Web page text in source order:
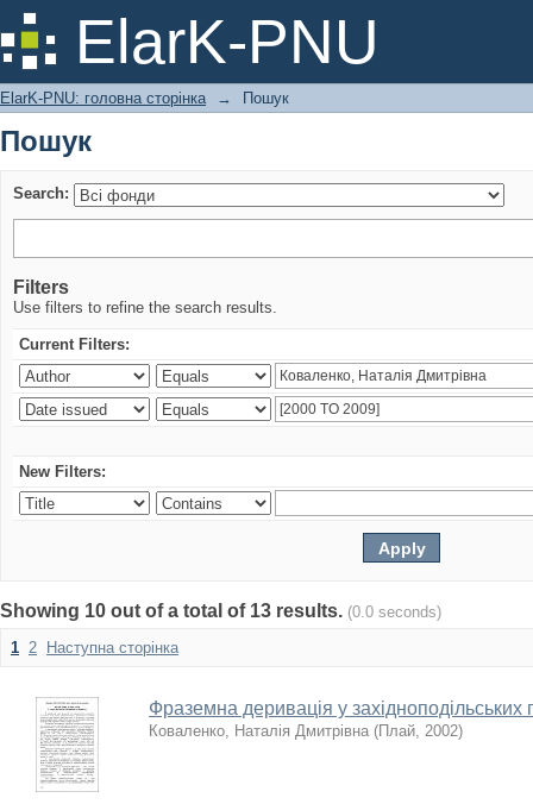
ElarK-PNU
Пошук
ElarK-PNU: головна сторінка → Пошук
Пошук
Search:
Filters
Use filters to refine the search results.
Current Filters:
New Filters:
Showing 10 out of a total of 13 results. (0.0 seconds)
1 2 Наступна сторінка
Фраземна деривація у західноподільських
Коваленко, Наталія Дмитрівна (Плай, 2002)